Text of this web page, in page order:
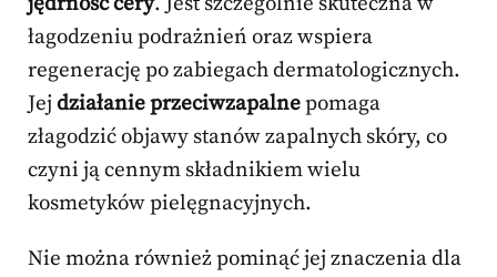
łagodzeniu podrażnień oraz wspiera
regenerację po zabiegach dermatologicznych.
Jejdziałanie przeciwzapalnepomaga
złagodzić objawy stanów zapalnych skóry, co
czyni ją cennym składnikiem wielu
kosmetyków pielęgnacyjnych.
Nie można również pominąć jej znaczenia dla